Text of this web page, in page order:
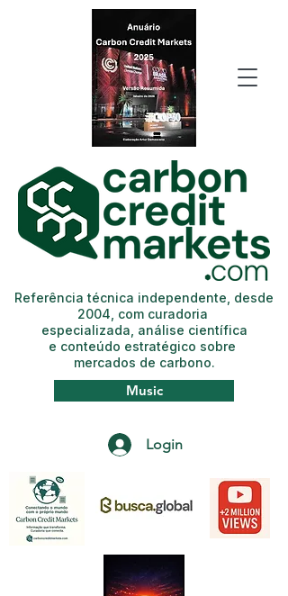
Login
Music
Referência técnica independente, desde
2004, com curadoria
especializada, análise científica
e conteúdo estratégico sobre
mercados de carbono.